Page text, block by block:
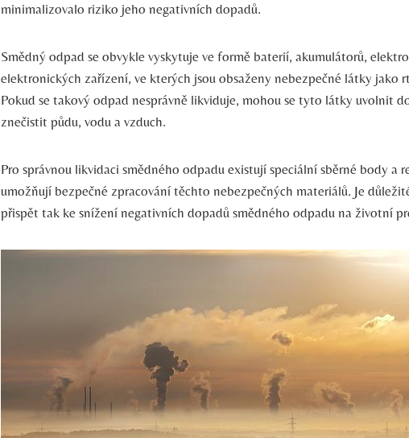
minimalizovalo riziko jeho negativních dopadů.
Smědný odpad se obvykle vyskytuje ve formě baterií, akumulátorů,
elektronických zařízení, ​ve kterých jsou obsaženy nebezpečné látky jako
Pokud ⁣se takový‌ odpad nesprávně⁤ likviduje, ​mohou se tyto látky uvolnit
⁣znečistit půdu, vodu⁤ a vzduch.
Pro správnou ⁢likvidaci ‍smědného⁤ odpadu existují speciální sběrné body a
umožňují bezpečné zpracování těchto nebezpečných materiálů. Je
přispět tak ke snížení negativních dopadů smědného odpadu na životní